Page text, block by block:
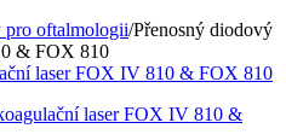
pro oftalmologii/Přenosný diodový
& FOX 810